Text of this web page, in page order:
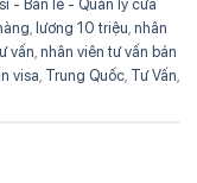
- Bán lẻ - Quản lý cửa
, lương 10 triệu, nhân
vấn, nhân viên tư vấn bán
visa, Trung Quốc, Tư Vấn,